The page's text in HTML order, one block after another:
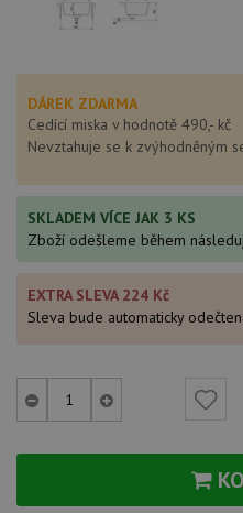
DÁREK ZDARMA
Cedící miska v hodnotě 490,- kč
Nevztahuje se k zvýhodněným
SKLADEM VÍCE JAK 3 KS
Zboží odešleme během
EXTRA SLEVA 224 Kč
Sleva bude automaticky